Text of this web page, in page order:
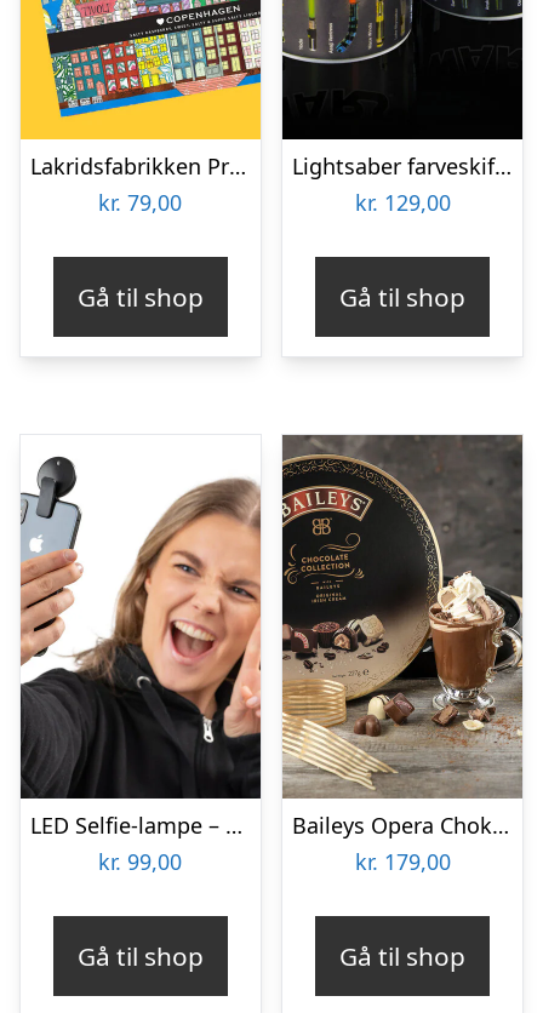
Lakridsfabrikken Premiumlakrids – Copenhagen
kr. 79,00
Gå til shop
Lightsaber farveskiftende krus
kr. 129,00
Gå til shop
LED Selfie-lampe – Vooni
kr. 99,00
Gå til shop
Baileys Opera Chokoladeæske
kr. 179,00
Gå til shop